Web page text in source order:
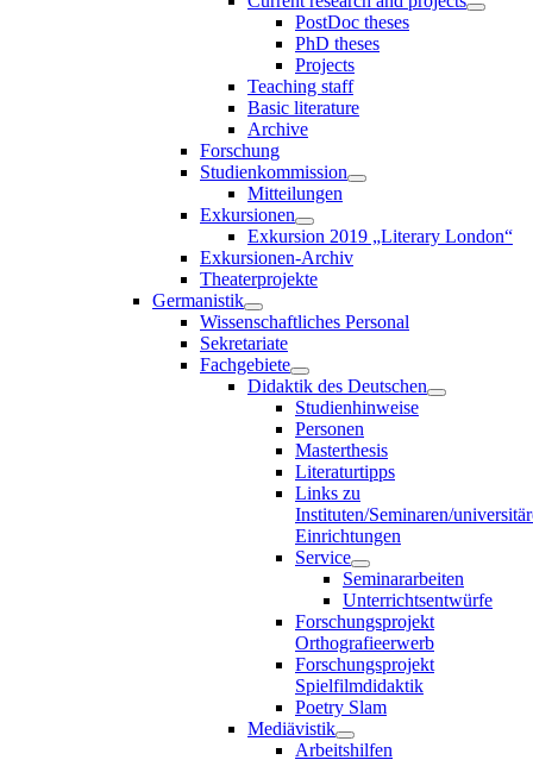
PostDoc theses
PhD theses
Projects
Teaching staff
Basic literature
Archive
Forschung
Studienkommission
Mitteilungen
Exkursionen
Exkursion 2019 „Literary London“
Exkursionen-Archiv
Theaterprojekte
Germanistik
Wissenschaftliches Personal
Sekretariate
Fachgebiete
Didaktik des Deutschen
Studienhinweise
Personen
Masterthesis
Literaturtipps
Links zu
Instituten/Seminaren/
Einrichtungen
Service
Seminararbeiten
Unterrichtsentwürfe
Forschungsprojekt
Orthografieerwerb
Forschungsprojekt
Spielfilmdidaktik
Poetry Slam
Mediävistik
Arbeitshilfen